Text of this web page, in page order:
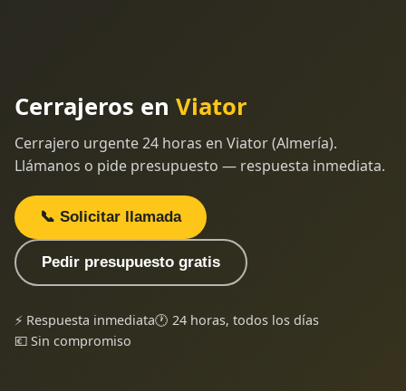
Cerrajeros en Viator
Cerrajero urgente 24 horas en Viator (Almería).
Llámanos o pide presupuesto — respuesta inmediata.
📞 Solicitar llamada
Pedir presupuesto gratis
⚡ Respuesta inmediata🕐 24 horas, todos los días
💶 Sin compromiso